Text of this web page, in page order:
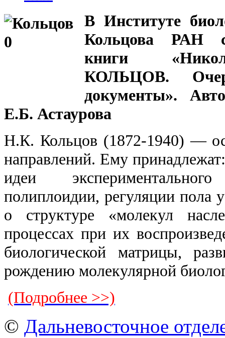
В Институте
Кольцова РАН
книги
КОЛЬЦОВ.
документы».
Е.Б. Астаурова
Н.К. Кольцов (1872-1940) —
направлений. Ему
идеи
полиплоидии, регуляции пола
о структуре «молекул
процессах при их
биологической матрицы,
рождению молекулярной
(Подробнее >>)
© Дальневосточное